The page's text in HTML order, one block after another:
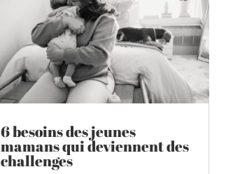
6 besoins des jeunes
mamans qui deviennent des
challenges